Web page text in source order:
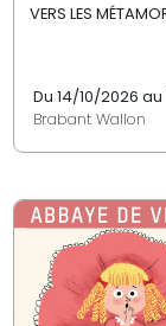
VERS LES
Du 14/10/2026
Brabant Wallon